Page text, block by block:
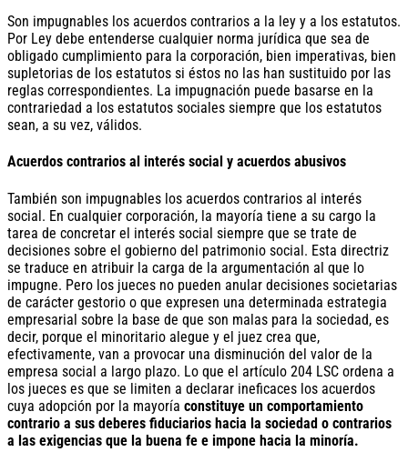
Son impugnables los acuerdos contrarios a la ley y a los estatutos.
Por Ley debe entenderse cualquier norma jurídica que sea de
obligado cumplimiento para la corporación, bien imperativas, bien
supletorias de los estatutos si éstos no las han sustituido por las
reglas correspondientes. La impugnación puede basarse en la
contrariedad a los estatutos sociales siempre que los estatutos
sean, a su vez, válidos.
Acuerdos contrarios al interés social y acuerdos abusivos
También son impugnables los acuerdos contrarios al interés
social. En cualquier corporación, la mayoría tiene a su cargo la
tarea de concretar el interés social siempre que se trate de
decisiones sobre el gobierno del patrimonio social. Esta directriz
se traduce en atribuir la carga de la argumentación al que lo
impugne. Pero los jueces no pueden anular decisiones societarias
de carácter gestorio o que expresen una determinada estrategia
empresarial sobre la base de que son malas para la sociedad, es
decir, porque el minoritario alegue y el juez crea que,
efectivamente, van a provocar una disminución del valor de la
empresa social a largo plazo. Lo que el artículo 204 LSC ordena a
los jueces es que se limiten a declarar ineficaces los acuerdos
cuya adopción por la mayoría constituye un comportamiento
contrario a sus deberes fiduciarios hacia la sociedad o contrarios
a las exigencias que la buena fe e impone hacia la minoría.